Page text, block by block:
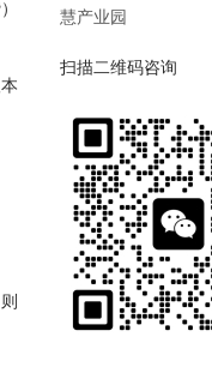
慧产业园
扫描二维码咨询